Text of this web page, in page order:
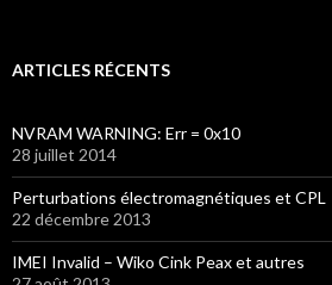
ARTICLES RÉCENTS
NVRAM WARNING: Err = 0x10
28 juillet 2014
Perturbations électromagnétiques et CPL
22 décembre 2013
IMEI Invalid – Wiko Cink Peax et autres